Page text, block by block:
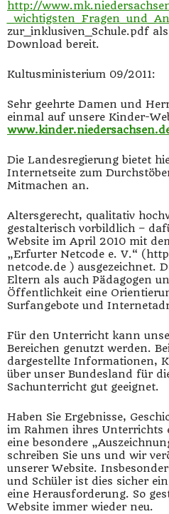
http://
zur_inklusiven_Schule.pdf
Download bereit.
Kultusministerium 09/2011:
Sehr geehrte Damen und
einmal auf unsere Kinder-
Die Landesregierung bietet
Internetseite zum
Mitmachen an.
Altersgerecht, qualitativ
gestalterisch vorbildlich –
Website im April 2010 mit
„Erfurter Netcode e. V.“
netcode.de ) ausgezeichnet.
Eltern als auch Pädagogen
Öffentlichkeit eine
Surfangebote und
Für den Unterricht kann
Bereichen genutzt werden.
dargestellte Informationen,
über unser Bundesland für
Sachunterricht gut geeignet.
Haben Sie Ergebnisse,
im Rahmen ihres Unterrichts
eine besondere
schreiben Sie uns und wir
unserer Website.
und Schüler ist dies sicher
eine Herausforderung. So
Website immer wieder neu.